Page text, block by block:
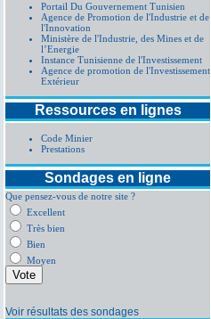
Portail Du Gouvernement Tunisien
Agence de Promotion de l'Industrie et de
l'Innovation
Ministère de l'Industrie, des Mines et de
l’Energie
Instance Tunisienne de l'Investissement
Agence de promotion de l'Investissement
Extérieur
Ressources en lignes
Code Minier
Prestations
Sondages en ligne
Que pensez-vous de notre site ?
Excellent
Très bien
Bien
Moyen
Voir résultats des sondages